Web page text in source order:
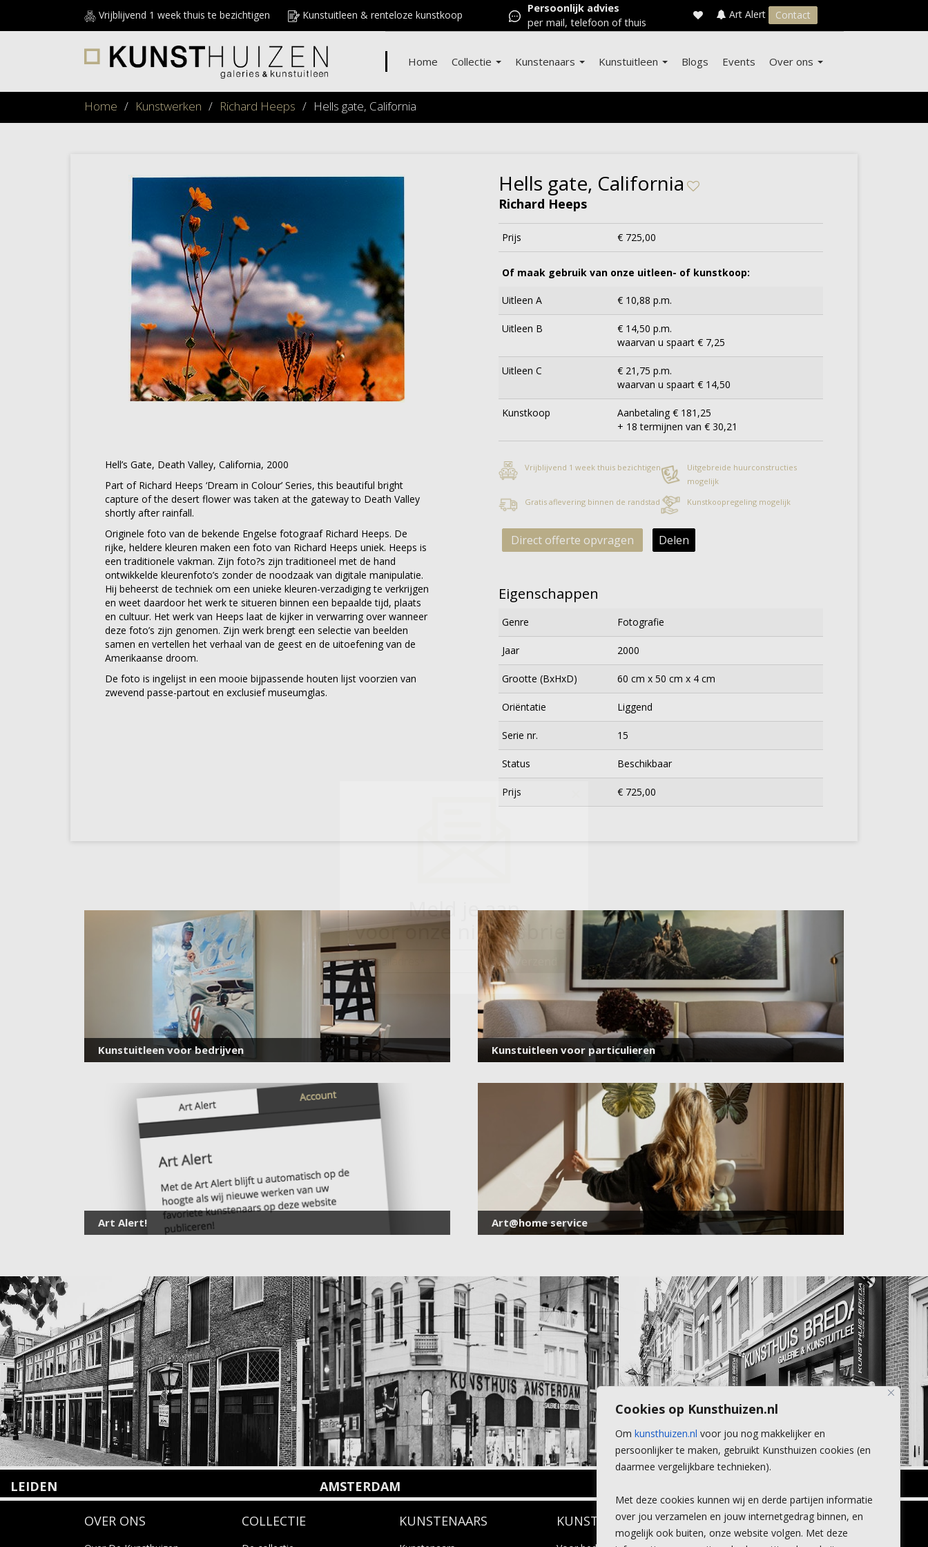
Cookies op Kunsthuizen.nl
Om kunsthuizen.nl voor jou nog makkelijker en
persoonlijker te maken, gebruikt Kunsthuizen cookies (en
daarmee vergelijkbare technieken).
Met deze cookies kunnen wij en derde partijen informatie
over jou verzamelen en jouw internetgedrag binnen, en
mogelijk ook buiten, onze website volgen. Met deze
Vrijblijvend 1 week thuis te bezichtigen Kunstuitleen & renteloze kunstkoop
Persoonlijk advies
per mail, telefoon of thuis
Art Alert Contact
Home Collectie Kunstenaars Kunstuitleen Blogs Events Over ons
Home / Kunstwerken / Richard Heeps / Hells gate, California
Hell’s Gate, Death Valley, California, 2000
Part of Richard Heeps ‘Dream in Colour’ Series, this beautiful bright
capture of the desert flower was taken at the gateway to Death Valley
shortly after rainfall.
Originele foto van de bekende Engelse fotograaf Richard Heeps. De
rijke, heldere kleuren maken een foto van Richard Heeps uniek. Heeps is
een traditionele vakman. Zijn foto?s zijn traditioneel met de hand
ontwikkelde kleurenfoto’s zonder de noodzaak van digitale manipulatie.
Hij beheerst de techniek om een unieke kleuren-verzadiging te verkrijgen
en weet daardoor het werk te situeren binnen een bepaalde tijd, plaats
en cultuur. Het werk van Heeps laat de kijker in verwarring over wanneer
deze foto’s zijn genomen. Zijn werk brengt een selectie van beelden
samen en vertellen het verhaal van de geest en de uitoefening van de
Amerikaanse droom.
De foto is ingelijst in een mooie bijpassende houten lijst voorzien van
zwevend passe-partout en exclusief museumglas.
Hells gate, California
Richard Heeps
Prijs € 725,00
Of maak gebruik van onze uitleen- of kunstkoop:
Uitleen A € 10,88 p.m.
Uitleen B
€ 14,50 p.m.
waarvan u spaart € 7,25
Uitleen C
€ 21,75 p.m.
waarvan u spaart € 14,50
Kunstkoop
Aanbetaling € 181,25
+ 18 termijnen van € 30,21
Vrijblijvend 1 week thuis bezichtigen
Uitgebreide huurconstructies
mogelijk
Gratis aflevering binnen de randstad
Kunstkoopregeling mogelijk
Direct offerte opvragen Delen
Eigenschappen
Genre Fotografie
Jaar 2000
Grootte (BxHxD) 60 cm x 50 cm x 4 cm
Oriëntatie Liggend
Serie nr. 15
Status Beschikbaar
Prijs € 725,00
Kunstuitleen voor bedrijven Kunstuitleen voor particulieren
Art Alert! Art@home service
LEIDEN AMSTERDAM
1075 VX Amsterdam
Wilhelminastraat 11
4818 SB Breda
+31 (0)76 5221309
OVER ONS COLLECTIE KUNSTENAARS KUNSTUITLEEN CONTACT
Meld je aan
voor onze nieuwsbrief
E-
mailadres